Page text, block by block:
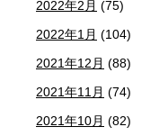
2022年2月 (75)
2022年1月 (104)
2021年12月 (88)
2021年11月 (74)
2021年10月 (82)